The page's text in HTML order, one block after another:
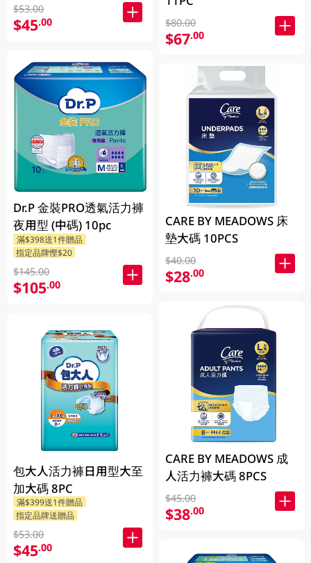
$53.00
$45.00
Dr.P 金裝PRO透氣活力褲
夜用型 (中碼) 10pc
滿$398送1件贈品
指定品牌慳$20
$145.00
$105.00
包大人活力褲日用型大至
加大碼 8PC
滿$399送1件贈品
指定品牌送贈品
$53.00
$45.00
$80.00
$67.00
CARE BY MEADOWS 床
墊大碼 10PCS
$40.00
$28.00
CARE BY MEADOWS 成
人活力褲大碼 8PCS
$45.00
$38.00